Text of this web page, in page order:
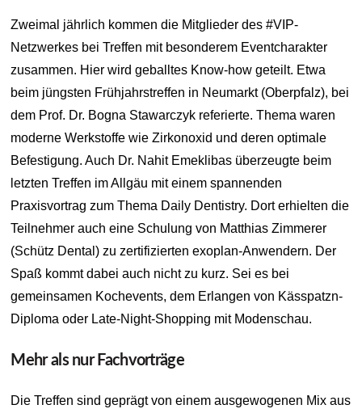
Zweimal jährlich kommen die Mitglieder des #VIP-
Netzwerkes bei Treffen mit besonderem Eventcharakter
zusammen. Hier wird geballtes Know-how geteilt. Etwa
beim jüngsten Frühjahrstreffen in Neumarkt (Oberpfalz), bei
dem Prof. Dr. Bogna Stawarczyk referierte. Thema waren
moderne Werkstoffe wie Zirkonoxid und deren optimale
Befestigung. Auch Dr. Nahit Emeklibas überzeugte beim
letzten Treffen im Allgäu mit einem spannenden
Praxisvortrag zum Thema Daily Dentistry. Dort erhielten die
Teilnehmer auch eine Schulung von Matthias Zimmerer
(Schütz Dental) zu zertifizierten exoplan-Anwendern. Der
Spaß kommt dabei auch nicht zu kurz. Sei es bei
gemeinsamen Kochevents, dem Erlangen von Kässpatzn-
Diploma oder Late-Night-Shopping mit Modenschau.
Mehr als nur Fachvorträge
Die Treffen sind geprägt von einem ausgewogenen Mix aus